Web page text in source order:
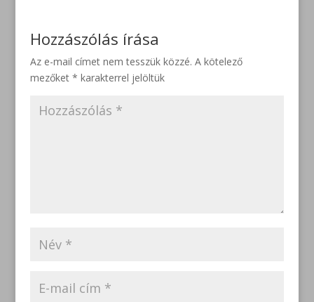
Hozzászólás írása
Az e-mail címet nem tesszük közzé. A kötelező
mezőket * karakterrel jelöltük